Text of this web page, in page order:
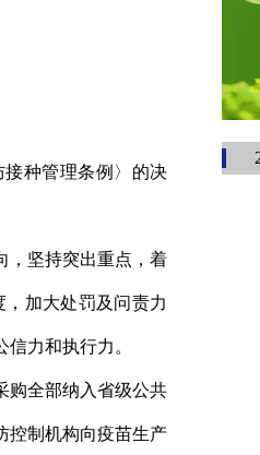
种管理条例〉的决
，坚持突出重点，着
加大处罚及问责力
力和执行力。
购全部纳入省级公共
控制机构向疫苗生产